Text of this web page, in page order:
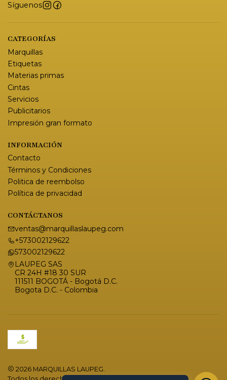
Síguenos
CATEGORÍAS
Marquillas
Etiquetas
Materias primas
Cintas
Servicios
Publicitarios
Impresión gran formato
INFORMACIÓN
Contacto
Términos y Condiciones
Politica de reembolso
Política de privacidad
CONTÁCTANOS
ventas@marquillaslaupeg.com
+573002129622
573002129622
LAUPEG SAS
CR 24H #18 30 SUR
111511 BOGOTÁ - Bogotá D.C.
Bogota D.C. - Colombia
2026 MARQUILLAS LAUPEG.